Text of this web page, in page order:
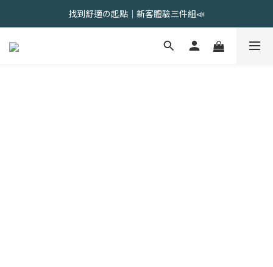
會員限定 | 女內褲任選3件現折120元，6件現折350元
找到舒適の起點｜新客體驗三件組📣
會員限定 | 女內褲任選3件現折120元，6件現折350元